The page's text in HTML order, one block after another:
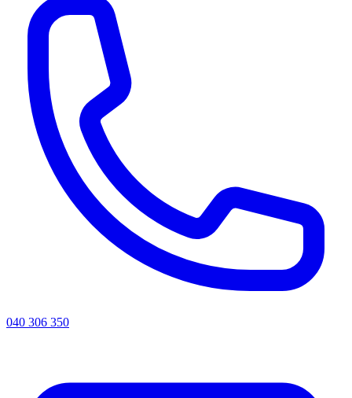
040 306 350